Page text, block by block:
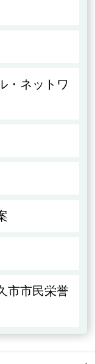
・ネットワ
市市民栄誉